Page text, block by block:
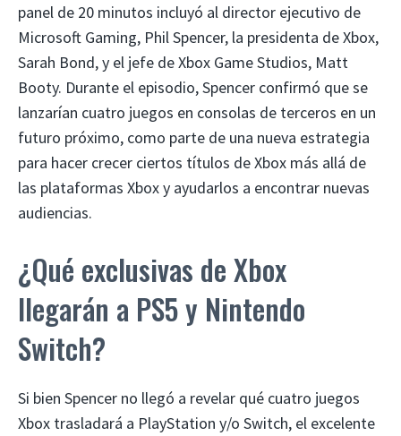
panel de 20 minutos incluyó al director ejecutivo de
Microsoft Gaming, Phil Spencer, la presidenta de Xbox,
Sarah Bond, y el jefe de Xbox Game Studios, Matt
Booty. Durante el episodio, Spencer confirmó que se
lanzarían cuatro juegos en consolas de terceros en un
futuro próximo, como parte de una nueva estrategia
para hacer crecer ciertos títulos de Xbox más allá de
las plataformas Xbox y ayudarlos a encontrar nuevas
audiencias.
¿Qué exclusivas de Xbox
llegarán a PS5 y Nintendo
Switch?
Si bien Spencer no llegó a revelar qué cuatro juegos
Xbox trasladará a PlayStation y/o Switch, el excelente